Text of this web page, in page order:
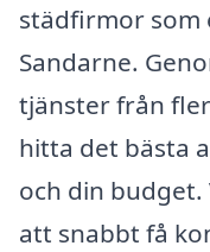
städfirmor som
Sandarne.
tjänster från
hitta det bästa
och din
att snabbt få